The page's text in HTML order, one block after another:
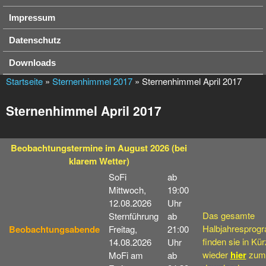
Impressum
Datenschutz
Downloads
Startseite » Sternenhimmel 2017 » Sternenhimmel April 2017
Sternenhimmel April 2017
Beobachtungstermine im August 2026(bei
klarem Wetter)
Beobachtungsabende
SoFi
Mittwoch,
12.08.2026
Sternführung
Freitag,
14.08.2026
MoFi am
ab
19:00
Uhr
ab
21:00
Uhr
ab
Das gesamte
finden sie in
wieder hierzum